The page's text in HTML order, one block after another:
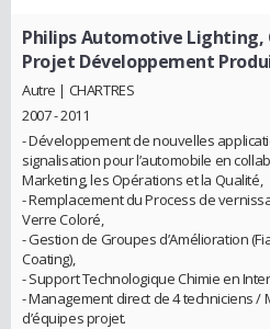
Philips Automotive Lighting,
Projet Développement
Autre | CHARTRES
2007 - 2011
- Développement de nouvelles
signalisation pour l’automobile en
Marketing, les Opérations et la Qualité,
- Remplacement du Process de
Verre Coloré,
- Gestion de Groupes d’Amélioration
Coating),
- Support Technologique Chimie en
- Management direct de 4 techniciens
d’équipes projet.